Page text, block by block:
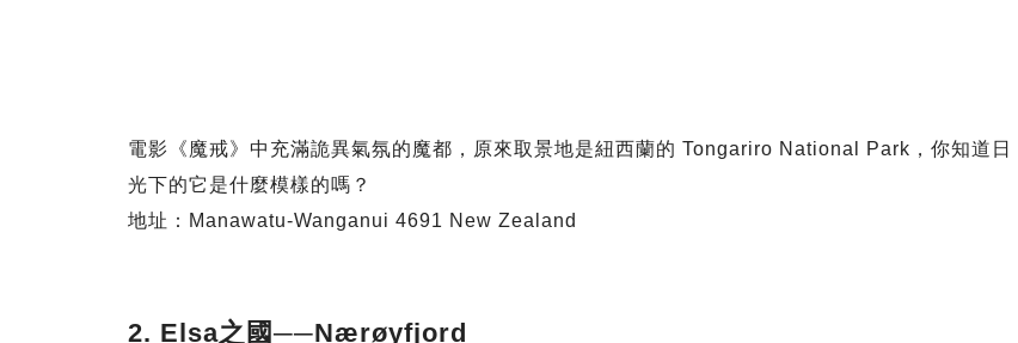
電影《魔戒》中充滿詭異氣氛的魔都，原來取景地是紐西蘭的 Tongariro National Park，你知道日
光下的它是什麼模樣的嗎？
地址：Manawatu-Wanganui 4691 New Zealand
2. Elsa之國──Nærøyfjord